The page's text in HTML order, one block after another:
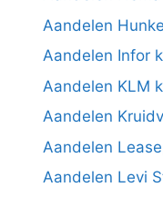
Aandelen
Aandelen Infor
Aandelen KLM
Aandelen
Aandelen
Aandelen Levi